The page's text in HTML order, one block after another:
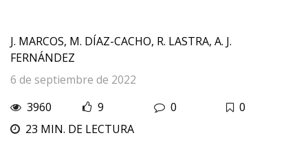
J. MARCOS, M. DÍAZ-CACHO, R. LASTRA, A. J.
FERNÁNDEZ
6 de septiembre de 2022
3960
9 0
0
23 MIN. DE LECTURA